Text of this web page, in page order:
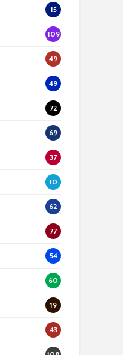
15
109
49
49
72
69
37
10
62
77
54
60
19
43